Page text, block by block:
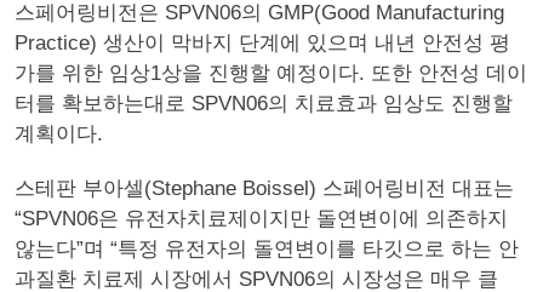
스페어링비전은 SPVN06의 GMP(Good Manufacturing
Practice) 생산이 막바지 단계에 있으며 내년 안전성 평
가를 위한 임상1상을 진행할 예정이다. 또한 안전성 데이
터를 확보하는대로 SPVN06의 치료효과 임상도 진행할
계획이다.
스테판 부아셀(Stephane Boissel) 스페어링비전 대표는
“SPVN06은 유전자치료제이지만 돌연변이에 의존하지
않는다”며 “특정 유전자의 돌연변이를 타깃으로 하는 안
과질환 치료제 시장에서 SPVN06의 시장성은 매우 클